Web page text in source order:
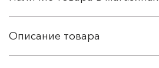
Описание товара